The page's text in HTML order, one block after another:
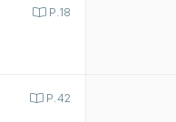
P.18
P.42